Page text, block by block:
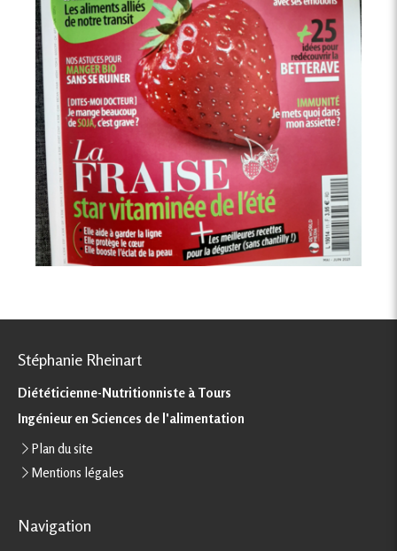
Stéphanie Rheinart
Diététicienne-Nutritionniste à Tours
Ingénieur en Sciences de l'alimentation
Plan du site
Mentions légales
Navigation